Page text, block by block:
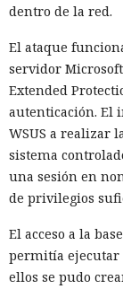
dentro de la red.
El ataque
servidor
Extended
autenticación. El
WSUS a realizar
sistema
una sesión en
de privilegios
El acceso a la
permitía ejecutar
ellos se pudo